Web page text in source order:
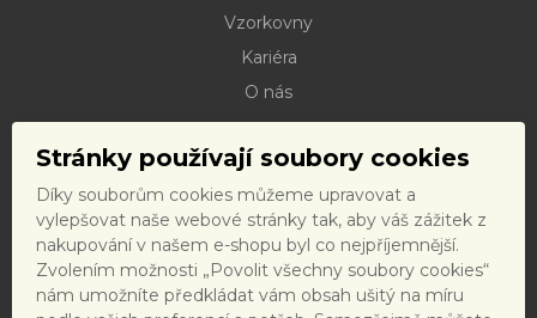
Stránky používají soubory cookies
Díky souborům cookies můžeme upravovat a
vylepšovat naše webové stránky tak, aby váš zážitek z
nakupování v našem e-shopu byl co nejpříjemnější.
Zvolením možnosti „Povolit všechny soubory cookies“
nám umožníte předkládat vám obsah ušitý na míru
Vzorkovny
Kariéra
O nás
Dokumenty ke stažení
Doprava
Reklamační řád
Reklamační formulář